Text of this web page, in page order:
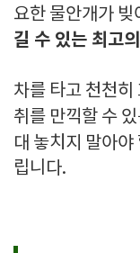
요한 물안개가
길 수 있는 최고
차를 타고 천천히
취를 만끽할 수
대 놓치지 말아야
립니다.